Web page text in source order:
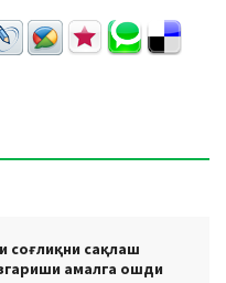
соғлиқни сақлаш
амалга ошди